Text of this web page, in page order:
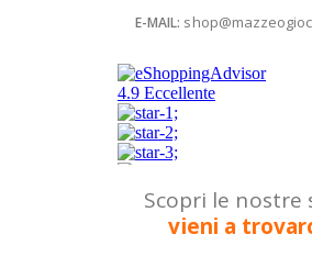
E-MAIL:
Scopri le nostre
vieni a